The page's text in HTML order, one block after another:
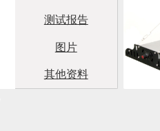
测试报告
图片
其他资料